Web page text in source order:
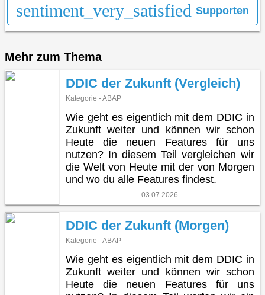
sentiment_very_satisfied Supporten
Mehr zum Thema
DDIC der Zukunft (Vergleich)
Kategorie - ABAP
Wie geht es eigentlich mit dem DDIC in
Zukunft weiter und können wir schon
Heute die neuen Features für uns
nutzen? In diesem Teil vergleichen wir
die Welt von Heute mit der von Morgen
und wo du alle Features findest.
03.07.2026
DDIC der Zukunft (Morgen)
Kategorie - ABAP
Wie geht es eigentlich mit dem DDIC in
Zukunft weiter und können wir schon
Heute die neuen Features für uns